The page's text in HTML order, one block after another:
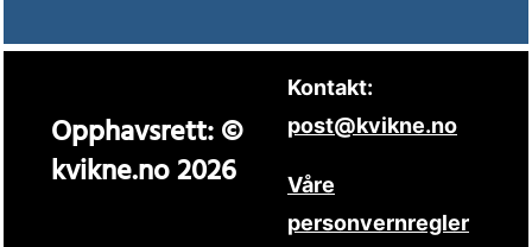
Opphavsrett: ©
kvikne.no 2026
Kontakt:
post@kvikne.no
Våre
personvernregler